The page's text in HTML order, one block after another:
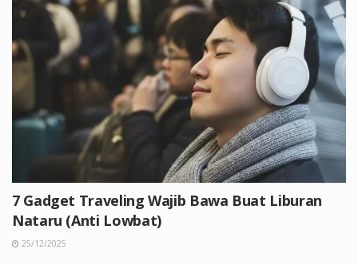
7 Gadget Traveling Wajib Bawa Buat Liburan
Nataru (Anti Lowbat)
25/12/2025